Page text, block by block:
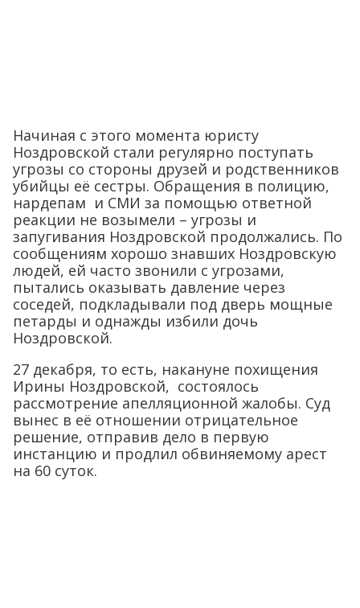
Начиная с этого момента юристу
Ноздровской стали регулярно поступать
угрозы со стороны друзей и родственников
убийцы её сестры. Обращения в полицию,
нардепам и СМИ за помощью ответной
реакции не возымели – угрозы и
запугивания Ноздровской продолжались. По
сообщениям хорошо знавших Ноздровскую
людей, ей часто звонили с угрозами,
пытались оказывать давление через
соседей, подкладывали под дверь мощные
петарды и однажды избили дочь
Ноздровской.
27 декабря, то есть, накануне похищения
Ирины Ноздровской, состоялось
рассмотрение апелляционной жалобы. Суд
вынес в её отношении отрицательное
решение, отправив дело в первую
инстанцию и продлил обвиняемому арест
на 60 суток.